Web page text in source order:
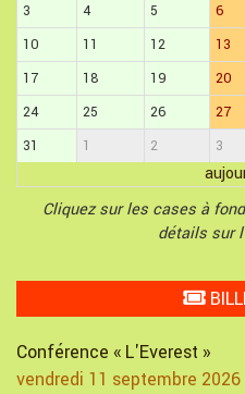
3
4 5 6
10
11 12 13
17
18 19 20
24
25 26 27
31
1 2 3
Cliquez sur les cases à
détails sur
Conférence « L'Everest »
vendredi 11 septembre